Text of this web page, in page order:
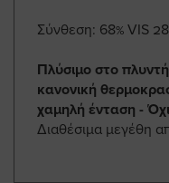
Σύνθεση: 68% VIS
Πλύσιμο στο
κανονική
χαμηλή ένταση -
Διαθέσιμα μεγέθη